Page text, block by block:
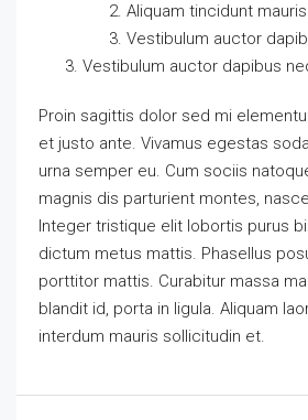
Aliquam tincidunt
Vestibulum auctor
Vestibulum auctor dapibus
Proin sagittis dolor sed mi
et justo ante. Vivamus egestas
urna semper eu. Cum sociis
magnis dis parturient montes,
Integer tristique elit lobortis purus
dictum metus mattis. Phasellus
porttitor mattis. Curabitur massa
blandit id, porta in ligula. Aliquam
interdum mauris sollicitudin et.